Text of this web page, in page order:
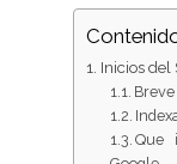
Inicios del
Que